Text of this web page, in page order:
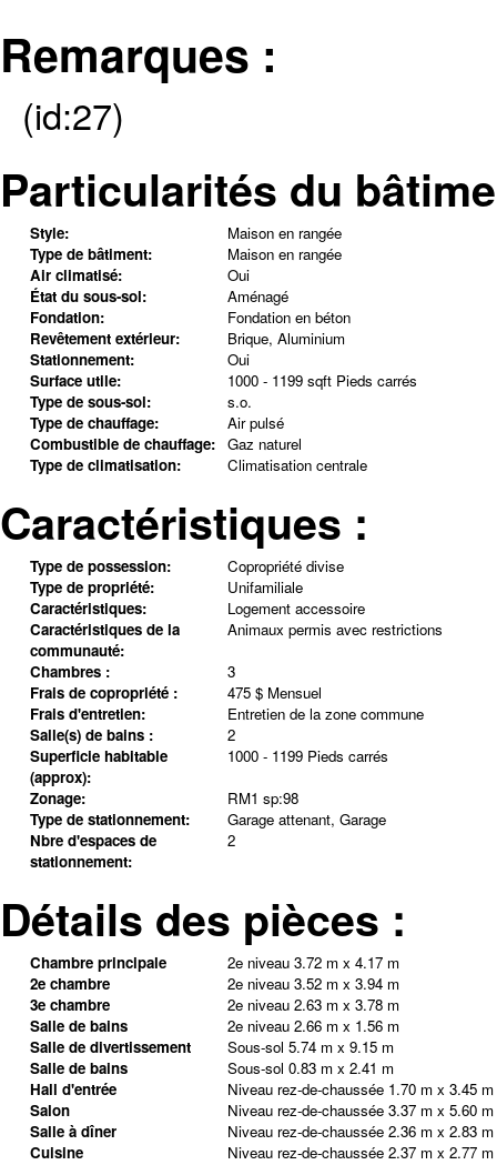
Remarques :
(id:27)
Particularités du
Style:
Maison en rangée
Type de bâtiment:
Maison en rangée
Air climatisé:
Oui
État du sous-sol:
Aménagé
Fondation:
Fondation en béton
Revêtement extérieur:
Brique, Aluminium
Stationnement:
Oui
Surface utile:
1000 - 1199 sqft Pieds carrés
Type de sous-sol:
s.o.
Type de chauffage:
Air pulsé
Combustible de chauffage: Gaz naturel
Type de climatisation:
Climatisation centrale
Caractéristiques :
Type de possession:
Copropriété divise
Type de propriété:
Unifamiliale
Caractéristiques:
Logement accessoire
Caractéristiques de la
communauté:
Animaux permis avec restrictions
Chambres :
3
Frais de copropriété :
475 $ Mensuel
Frais d'entretien:
Entretien de la zone commune
Salle(s) de bains :
2
Superficie habitable
(approx):
1000 - 1199 Pieds carrés
Zonage:
RM1 sp:98
Type de stationnement:
Garage attenant, Garage
Nbre d'espaces de
stationnement:
2
Détails des pièces :
Chambre principale 2e niveau 3.72 m x 4.17 m
2e chambre
2e niveau 3.52 m x 3.94 m
3e chambre
2e niveau 2.63 m x 3.78 m
Salle de bains
2e niveau 2.66 m x 1.56 m
Salle de divertissement
Sous-sol 5.74 m x 9.15 m
Salle de bains
Sous-sol 0.83 m x 2.41 m
Hall d'entrée
Niveau rez-de-chaussée 1.70 m x 3.45 m
Salon
Niveau rez-de-chaussée 3.37 m x 5.60 m
Salle à dîner
Niveau rez-de-chaussée 2.36 m x 2.83 m
Cuisine
Niveau rez-de-chaussée 2.37 m x 2.77 m